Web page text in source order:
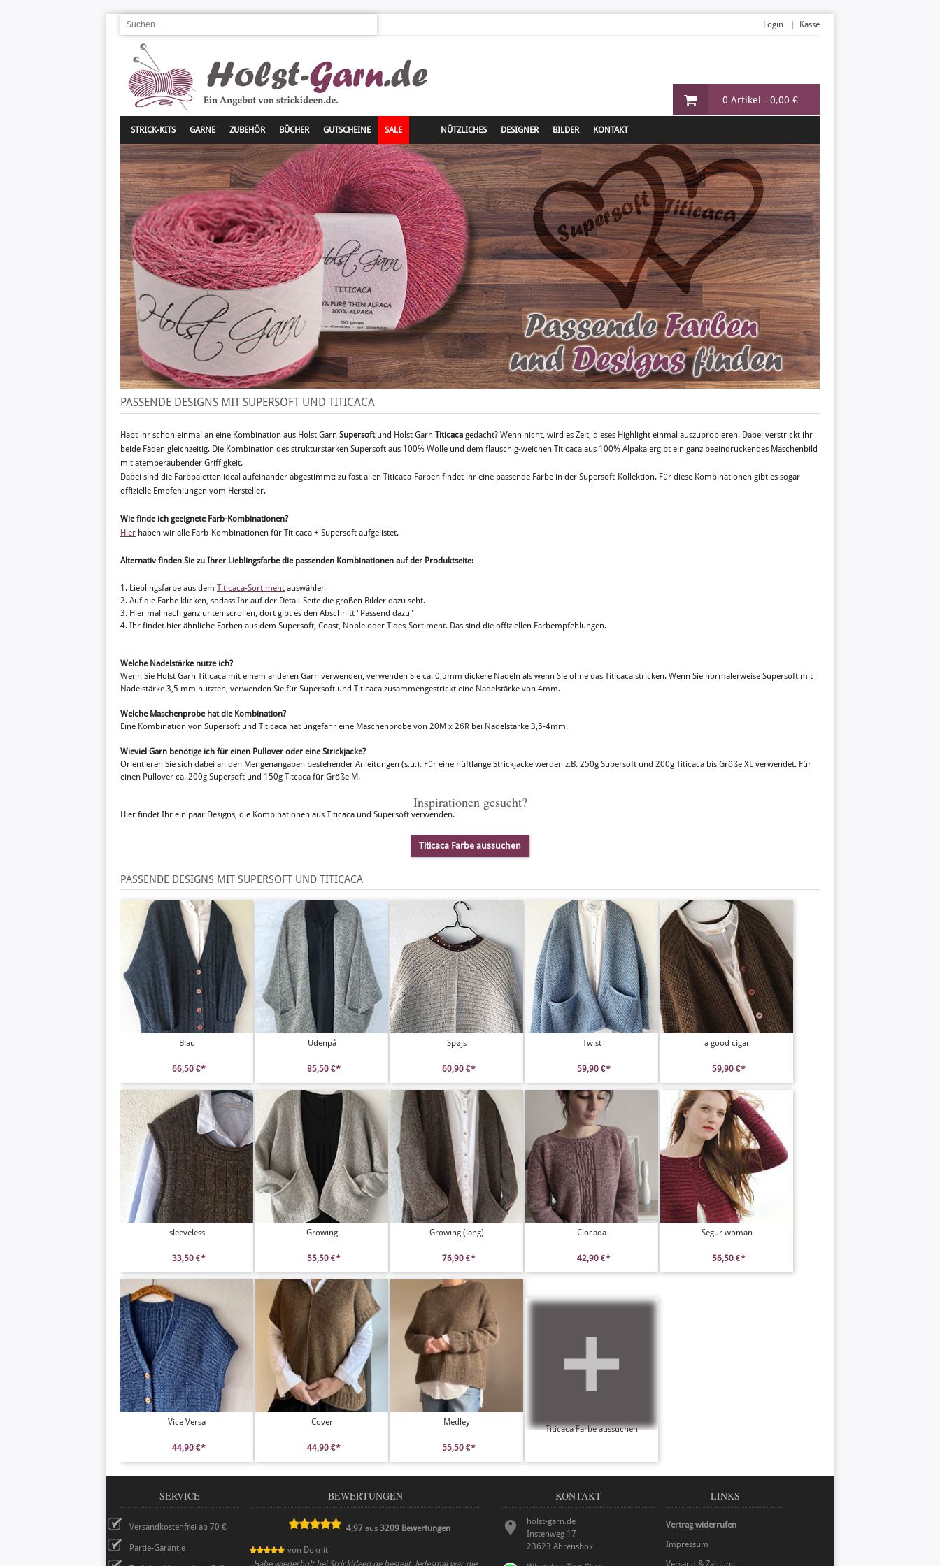
0 Artikel - 0,00 €
Login Kasse
STRICK-KITS GARNE ZUBEHÖR BÜCHER GUTSCHEINE SALE NÜTZLICHES DESIGNER BILDER KONTAKT
PASSENDE DESIGNS MIT SUPERSOFT UND TITICACA
Habt ihr schon einmal an eine Kombination aus Holst Garn Supersoftund Holst Garn Titicaca gedacht? Wenn nicht, wird es Zeit, dieses Highlight einmal auszuprobieren. Dabei verstrickt ihr
beide Fäden gleichzeitig. Die Kombination des strukturstarken Supersoft aus 100% Wolle und dem flauschig-weichen Titicaca aus 100% Alpaka ergibt ein ganz beeindruckendes Maschenbild
mit atemberaubender Griffigkeit.
Dabei sind die Farbpaletten ideal aufeinander abgestimmt: zu fast allen Titicaca-Farben findet ihr eine passende Farbe in der Supersoft-Kollektion. Für diese Kombinationen gibt es sogar
offizielle Empfehlungen vom Hersteller.
Wie finde ich geeignete Farb-Kombinationen?
Hier haben wir alle Farb-Kombinationen für Titicaca + Supersoft aufgelistet.
Alternativ finden Sie zu Ihrer Lieblingsfarbe die passenden Kombinationen auf der Produktseite:
1. Lieblingsfarbe aus dem Titicaca-Sortiment auswählen
2. Auf die Farbe klicken, sodass Ihr auf der Detail-Seite die großen Bilder dazu seht.
3. Hier mal nach ganz unten scrollen, dort gibt es den Abschnitt "Passend dazu"
4. Ihr findet hier ähnliche Farben aus dem Supersoft, Coast, Noble oder Tides-Sortiment. Das sind die offiziellen Farbempfehlungen.
Welche Nadelstärke nutze ich?
Wenn Sie Holst Garn Titicaca mit einem anderen Garn verwenden, verwenden Sie ca. 0,5mm dickere Nadeln als wenn Sie ohne das Titicaca stricken. Wenn Sie normalerweise Supersoft mit
Nadelstärke 3,5 mm nutzten, verwenden Sie für Supersoft und Titicaca zusammengestrickt eine Nadelstärke von 4mm.
Welche Maschenprobe hat die Kombination?
Eine Kombination von Supersoft und Titicaca hat ungefähr eine Maschenprobe von 20M x 26R bei Nadelstärke 3,5-4mm.
Wieviel Garn benötige ich für einen Pullover oder eine Strickjacke?
Orientieren Sie sich dabei an den Mengenangaben bestehender Anleitungen (s.u.). Für eine hüftlange Strickjacke werden z.B. 250g Supersoft und 200g Titicaca bis Größe XL verwendet. Für
einen Pullover ca. 200g Supersoft und 150g Titcaca für Größe M.
Inspirationen gesucht?
Hier findet Ihr ein paar Designs, die Kombinationen aus Titicaca und Supersoft verwenden.
Titicaca Farbe aussuchen
PASSENDE DESIGNS MIT SUPERSOFT UND TITICACA
Blau
66,50 €*
Udenpå
85,50 €*
Spøjs
60,90 €*
Twist
59,90 €*
a good cigar
59,90 €*
sleeveless
33,50 €*
Growing
55,50 €*
Growing (lang)
76,90 €*
Clocada
42,90 €*
Segur woman
56,50 €*
Vice Versa
44,90 €*
Cover
44,90 €*
Medley
55,50 €*
Titicaca Farbe aussuchen
SERVICE
Versandkostenfrei ab 70 €
Partie-Garantie
BEWERTUNGEN
4,97 aus3209 Bewertungen
von Doknit
„Habe wiederholt bei Strickideen.de bestellt. Jedesmal war die
KONTAKT
holst-garn.de
Instenweg 17
23623 Ahrensbök
LINKS
Vertrag widerrufen
Impressum
Versand & Zahlung